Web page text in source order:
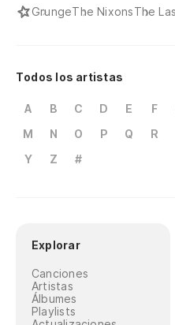
GrungeThe NixonsThe
Todos los artistas
A B C D E F
M
N O P Q R
Y
Z #
Explorar
Canciones
Artistas
Álbumes
Playlists